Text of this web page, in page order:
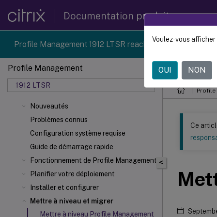
Documentation produit
Profile Management 1912 LTSR reached end-of-life on
Profile Management
1912 LTSR
Nouveautés
Problèmes connus
Configuration système requise
Guide de démarrage rapide
Fonctionnement de Profile Management
Planifier votre déploiement
Installer et configurer
Mettre à niveau et migrer
Mettre à niveau Profile Management
Ce contenu
Profile
<
Ce
Voulez-vous
OUI NON